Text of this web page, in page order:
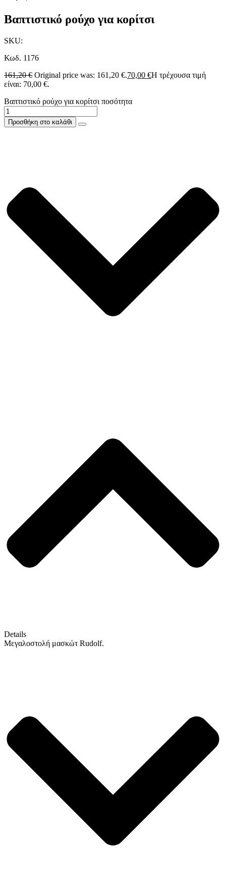
Βαπτιστικό ρούχο για κορίτσι
SKU:
Κωδ. 1176
161,20€ Original price was: 161,20 €.70,00 €Η τρέχουσα τιμή
είναι: 70,00 €.
Βαπτιστικό ρούχο για κορίτσι ποσότητα
Προσθήκη στο καλάθι
Details
Μεγαλοστολή μασκώτ Rudolf.